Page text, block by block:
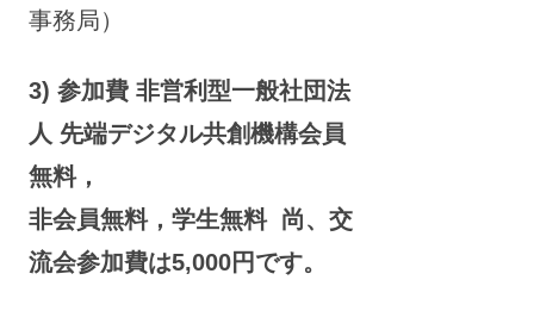
事務局）
3) 参加費 非営利型一般社団法
人 先端デジタル共創機構会員
無料，
非会員無料，学生無料 尚、交
流会参加費は5,000円です。